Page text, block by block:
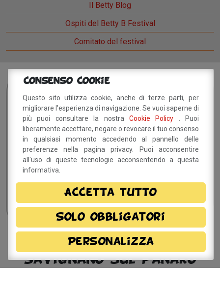
Il Betty Blog
Ospiti del Betty B Festival
Comitato del festival
in contatto!
Dichiaro di aver preso visione dellainformativa
privacye, autorizzo il trattamento dei miei dati
Sito a cura del Comune di
Savignano sul Panaro
Consenso Cookie
Questo sito utilizza cookie, anche di terze parti, per
migliorare l'esperienza di navigazione. Se vuoi saperne di
più puoi consultare la nostra Cookie Policy
. Puoi
liberamente accettare, negare o revocare il tuo consenso
in qualsiasi momento accedendo al pannello delle
preferenze nella pagina privacy. Puoi acconsentire
all'uso di queste tecnologie acconsentendo a questa
informativa.
Accetta tutto
Solo obbligatori
Personalizza